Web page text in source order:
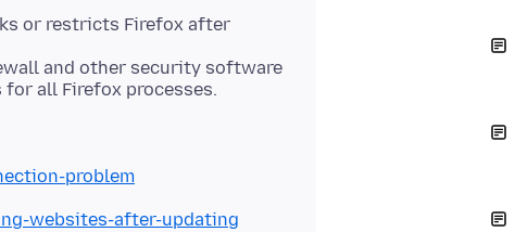
or restricts Firefox after
and other security software
problem
websites-after-updating